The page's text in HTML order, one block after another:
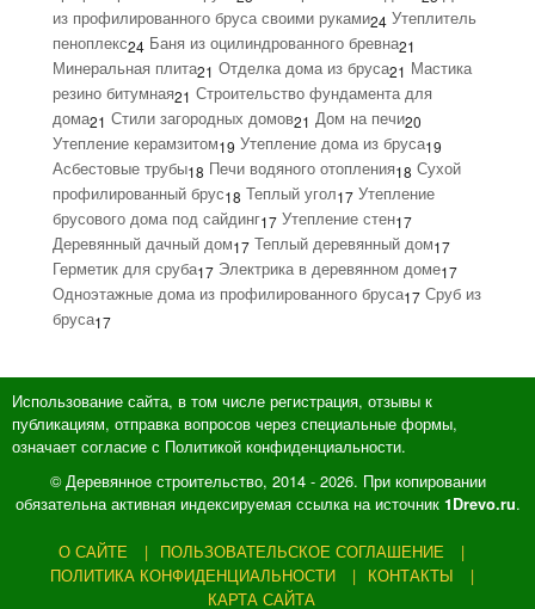
из профилированного бруса своими руками24 Утеплитель
пеноплекс24 Баня из оцилиндрованного бревна21
Минеральная плита21 Отделка дома из бруса21 Мастика
резино битумная21 Строительство фундамента для
дома21 Стили загородных домов21 Дом на печи20
Утепление керамзитом19 Утепление дома из бруса19
Асбестовые трубы18 Печи водяного отопления18 Сухой
профилированный брус18 Теплый угол17 Утепление
брусового дома под сайдинг17 Утепление стен17
Деревянный дачный дом17 Теплый деревянный дом17
Герметик для сруба17 Электрика в деревянном доме17
Одноэтажные дома из профилированного бруса17 Сруб из
бруса17
Использование сайта, в том числе регистрация, отзывы к
публикациям, отправка вопросов через специальные формы,
означает согласие с Политикой конфиденциальности.
© Деревянное строительство, 2014 - 2026. При копировании
обязательна активная индексируемая ссылка на источник 1Drevo.ru.
О САЙТЕ
ПОЛЬЗОВАТЕЛЬСКОЕ СОГЛАШЕНИЕ
ПОЛИТИКА КОНФИДЕНЦИАЛЬНОСТИ
КОНТАКТЫ
КАРТА САЙТА